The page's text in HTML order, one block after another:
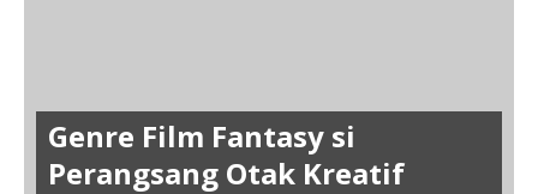
Genre Film Fantasy si
Perangsang Otak Kreatif